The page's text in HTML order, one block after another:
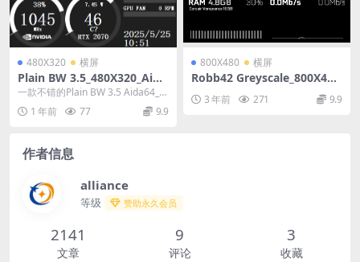
480X320 横屏
Plain BW 3.5_480X320_Aida
64_LCD项目
一款不错的Plain BW 3.5 Aida64_L
CD项目
1 年前 77 9.9
800X480 横屏
Robb42 Greyscale_800X480
_Aida64_SensorPanel模板
3 年前 271 9.9
作者信息
alliance
等级 赞助永久会员
2141
文章
9
评论
3
收藏